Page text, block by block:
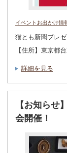
イベントお出かけ情
猫とも新聞プレ
【住所】東京都
詳細を見る
【お知らせ
会開催！